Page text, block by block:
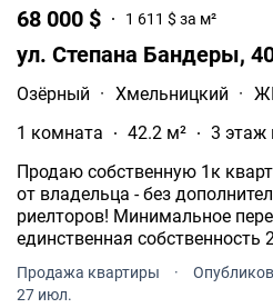
68 000 $ 1 611 $ за м²
ул. Степана Бандеры,
Озёрный · Хмельницкий ·
1 комната
42.2 м²
3 этаж
Продаю собственную 1к квартиру
от владельца - без
риелторов! Минимальное
единственная собственность
Продажа квартиры ·
27 июл.